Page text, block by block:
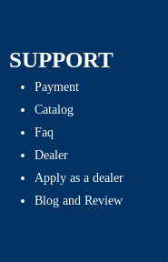
SUPPORT
Payment
Catalog
Faq
Dealer
Apply as a dealer
Blog and Review